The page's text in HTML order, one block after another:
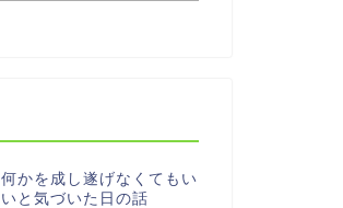
何かを成し遂げなくてもい
いと気づいた日の話